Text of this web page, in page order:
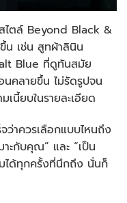
ไตล์ Beyond Black &
น เช่น สูทผ้าลินิน
Blue ที่ดูทันสมัย
คลายขึ้น ไม่รัดรูปจน
เนี้ยบในรายละเอียด
ว่าควรเลือกแบบไหนถึง
ะกับคุณ” และ “เป็น
ด้ทุกครั้งที่นึกถึง นั่นก็